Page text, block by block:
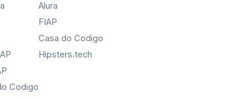
Codigo
Alura
FIAP
Casa do Codigo
Hipsters.tech